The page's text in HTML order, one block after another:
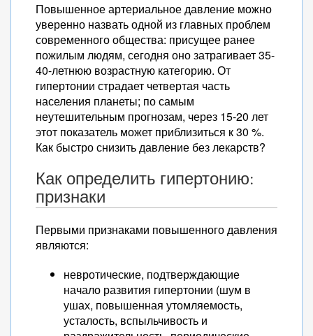
Повышенное артериальное давление можно
уверенно назвать одной из главных проблем
современного общества: присущее ранее
пожилым людям, сегодня оно затрагивает 35-
40-летнюю возрастную категорию. От
гипертонии страдает четвертая часть
населения планеты; по самым
неутешительным прогнозам, через 15-20 лет
этот показатель может приблизиться к 30 %.
Как быстро снизить давление без лекарств?
Как определить гипертонию:
признаки
Первыми признаками повышенного давления
являются:
невротические, подтверждающие
начало развития гипертонии (шум в
ушах, повышенная утомляемость,
усталость, вспыльчивость и